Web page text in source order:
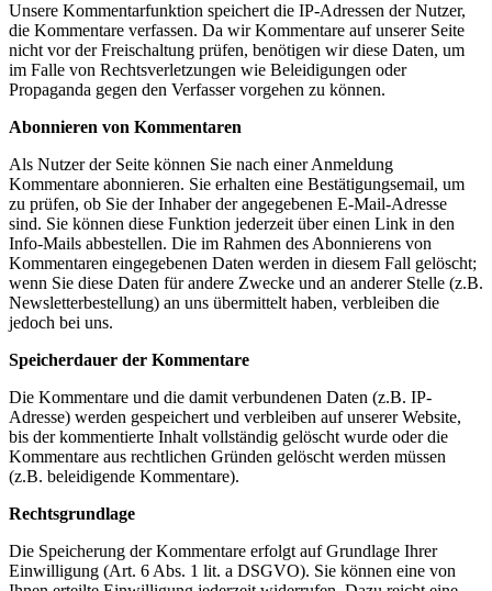
Unsere Kommentarfunktion speichert die IP-Adressen der Nutzer,
die Kommentare verfassen. Da wir Kommentare auf unserer Seite
nicht vor der Freischaltung prüfen, benötigen wir diese Daten, um
im Falle von Rechtsverletzungen wie Beleidigungen oder
Propaganda gegen den Verfasser vorgehen zu können.
Abonnieren von Kommentaren
Als Nutzer der Seite können Sie nach einer Anmeldung
Kommentare abonnieren. Sie erhalten eine Bestätigungsemail, um
zu prüfen, ob Sie der Inhaber der angegebenen E-Mail-Adresse
sind. Sie können diese Funktion jederzeit über einen Link in den
Info-Mails abbestellen. Die im Rahmen des Abonnierens von
Kommentaren eingegebenen Daten werden in diesem Fall gelöscht;
wenn Sie diese Daten für andere Zwecke und an anderer Stelle (z.B.
Newsletterbestellung) an uns übermittelt haben, verbleiben die
jedoch bei uns.
Speicherdauer der Kommentare
Die Kommentare und die damit verbundenen Daten (z.B. IP-
Adresse) werden gespeichert und verbleiben auf unserer Website,
bis der kommentierte Inhalt vollständig gelöscht wurde oder die
Kommentare aus rechtlichen Gründen gelöscht werden müssen
(z.B. beleidigende Kommentare).
Rechtsgrundlage
Die Speicherung der Kommentare erfolgt auf Grundlage Ihrer
Einwilligung (Art. 6 Abs. 1 lit. a DSGVO). Sie können eine von